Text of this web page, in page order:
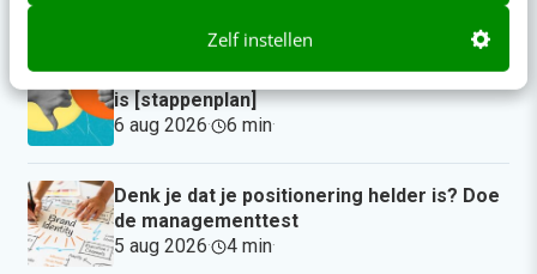
Zelf instellen
Zo bouw je een AI die het niet met je eens
is [stappenplan]
6 aug 2026· 6 min·
Denk je dat je positionering helder is? Doe
de managementtest
5 aug 2026· 4 min·